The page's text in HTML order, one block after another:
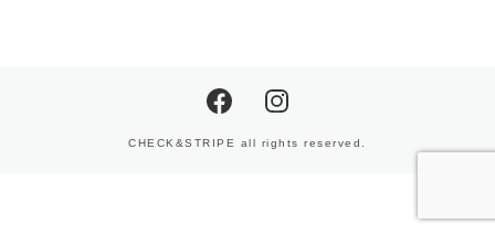
CHECK&STRIPE all rights reserved.